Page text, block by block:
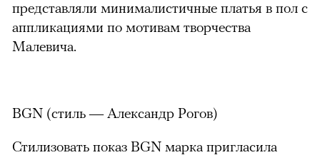
представляли минималистичные платья в пол с
аппликациями по мотивам творчества
Малевича.
BGN (стиль — Александр Рогов)
Стилизовать показ BGN марка пригласила